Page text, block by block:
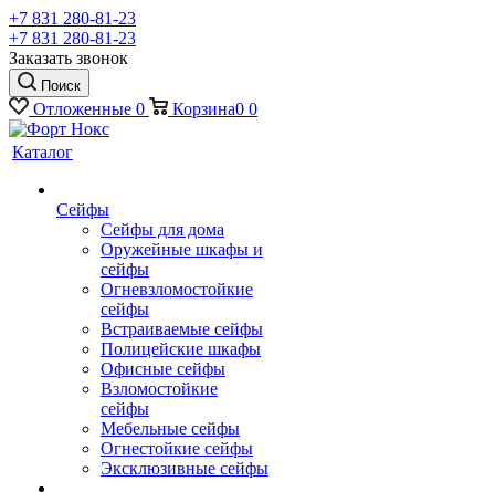
+7 831 280-81-23
+7 831 280-81-23
Заказать звонок
Поиск
Отложенные 0 Корзина0 0
Каталог
Сейфы
Сейфы для дома
Оружейные шкафы и
сейфы
Огневзломостойкие
сейфы
Встраиваемые сейфы
Полицейские шкафы
Офисные сейфы
Взломостойкие
сейфы
Мебельные сейфы
Огнестойкие сейфы
Эксклюзивные сейфы